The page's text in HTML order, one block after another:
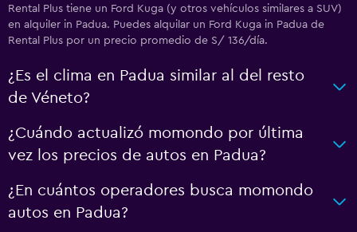
Rental Plus tiene un Ford Kuga (y otros vehículos similares a SUV)
en alquiler in Padua. Puedes alquilar un Ford Kuga in Padua de
Rental Plus por un precio promedio de S/ 136/día.
¿Es el clima en Padua similar al del resto
de Véneto?
¿Cuándo actualizó momondo por última
vez los precios de autos en Padua?
¿En cuántos operadores busca momondo
autos en Padua?